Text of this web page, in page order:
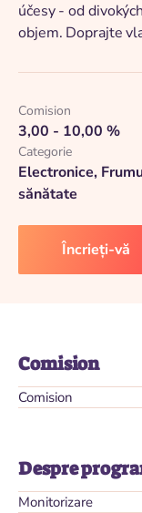
účesy - od
objem. Doprajte
Comision
3,00 - 10,00 %
Categorie
Electronice,
sănătate
Încrieți-vă
Comision
Comision
Despre
Monitorizare